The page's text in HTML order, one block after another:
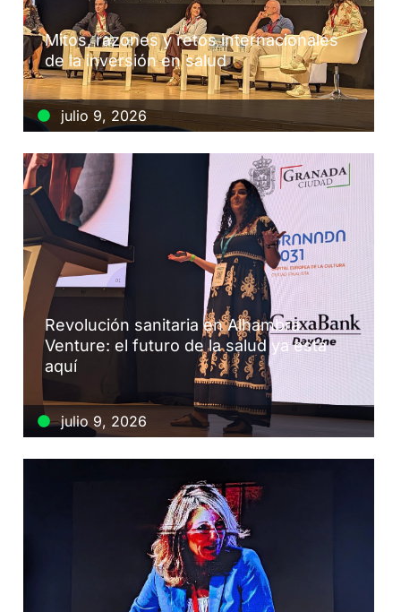
Mitos, razones y retos internacionales
de la inversión en salud
julio 9, 2026
Revolución sanitaria en Alhambra
Venture: el futuro de la salud ya está
aquí
julio 9, 2026